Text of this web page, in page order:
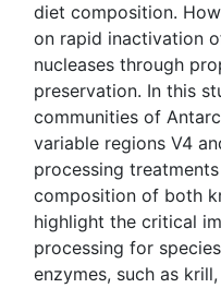
diet composition.
on rapid inactivation
nucleases through
preservation. In this
communities of
variable regions V4
processing
composition of both
highlight the critical
processing for
enzymes, such as